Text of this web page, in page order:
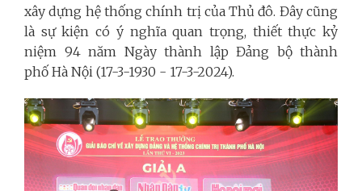
xây dựng hệ thống chính trị của Thủ đô. Đây cũng
là sự kiện có ý nghĩa quan trọng, thiết thực kỷ
niệm 94 năm Ngày thành lập Đảng bộ thành
phố Hà Nội (17-3-1930 - 17-3-2024).